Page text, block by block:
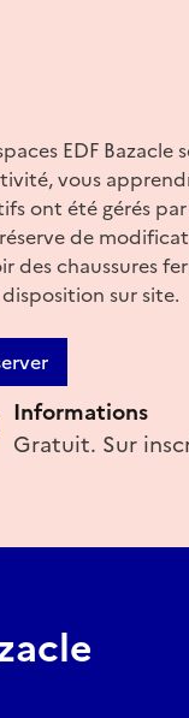
EDF
vous
ont été gérés
de
des chaussures
sur site.
Informations
Gratuit. Sur